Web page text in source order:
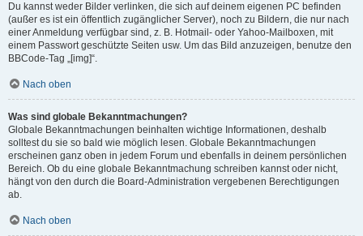
Du kannst weder Bilder verlinken, die sich auf deinem eigenen PC befinden
(außer es ist ein öffentlich zugänglicher Server), noch zu Bildern, die nur nach
einer Anmeldung verfügbar sind, z. B. Hotmail- oder Yahoo-Mailboxen, mit
einem Passwort geschützte Seiten usw. Um das Bild anzuzeigen, benutze den
BBCode-Tag „[img]“.
Nach oben
Was sind globale Bekanntmachungen?
Globale Bekanntmachungen beinhalten wichtige Informationen, deshalb
solltest du sie so bald wie möglich lesen. Globale Bekanntmachungen
erscheinen ganz oben in jedem Forum und ebenfalls in deinem persönlichen
Bereich. Ob du eine globale Bekanntmachung schreiben kannst oder nicht,
hängt von den durch die Board-Administration vergebenen Berechtigungen
ab.
Nach oben